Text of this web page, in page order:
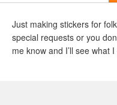
Just making stickers for
special requests or you
me know and I’ll see what